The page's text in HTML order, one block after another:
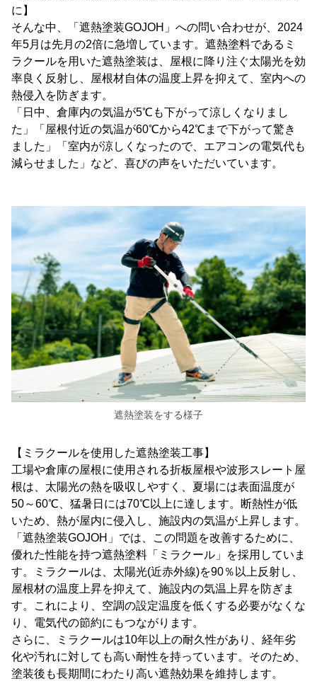
に】
そんな中、「遮熱塗装GOJOH」への問い合わせが、2024
年5月は先月の2倍に急増しています。遮熱塗料であるミ
ラクールを用いた遮熱塗装は、屋根に降り注ぐ太陽光を効
率良く反射し、屋根材自体の温度上昇を抑えて、室内への
熱侵入を防ぎます。
「日中、倉庫内の気温が5℃も下がって涼しくなりまし
た」「屋根付近の気温が60℃から42℃まで下がって驚き
ました」「室内が涼しくなったので、エアコンの電気代も
減らせました」など、喜びの声をいただいています。
遮熱塗装をする様子
【ミラクールを使用した遮熱塗装工事】
工場や倉庫の屋根に使用される折板屋根や波形スレート屋
根は、太陽光の熱を吸収しやすく、夏場には表面温度が
50～60℃、猛暑日には70℃以上に達します。断熱性が低
いため、熱が屋内に侵入し、施設内の気温が上昇します。
「遮熱塗装GOJOH」では、この問題を改善するために、
優れた性能を持つ遮熱塗料「ミラクール」を採用していま
す。ミラクールは、太陽光(近赤外線)を90％以上反射し、
屋根材の温度上昇を抑えて、施設内の気温上昇を防ぎま
す。これにより、空調の設定温度を低くする必要がなくな
り、電気代の節約にもつながります。
さらに、ミラクールは10年以上の耐久性があり、経年劣
化や汚れに対しても高い耐性を持っています。そのため、
塗装後も長期間にわたり高い遮熱効果を維持します。